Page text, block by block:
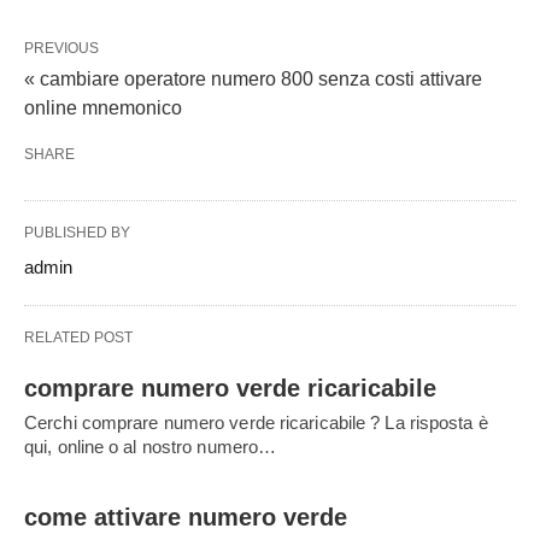
PREVIOUS
« cambiare operatore numero 800 senza costi attivare
online mnemonico
SHARE
PUBLISHED BY
admin
RELATED POST
comprare numero verde ricaricabile
Cerchi comprare numero verde ricaricabile ? La risposta è
qui, online o al nostro numero…
come attivare numero verde